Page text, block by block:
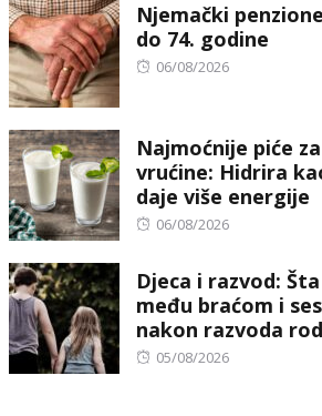
Njemački
do 74. godine
Posted
06/08/2026
Najmoćnije piće
vrućine: Hidrira
daje više energije
Posted
06/08/2026
Djeca i razvod:
među braćom i
nakon razvoda
Posted
05/08/2026